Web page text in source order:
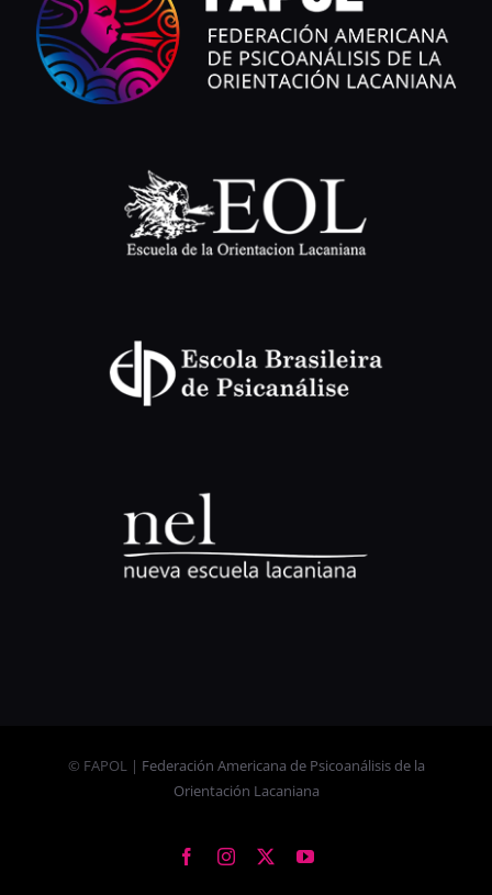
© FAPOL | Federación Americana de Psicoanálisis de la
Orientación Lacaniana
FacebookInstagram YouTube